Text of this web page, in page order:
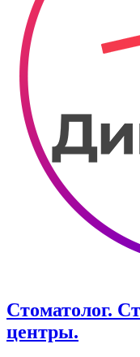
Стоматолог.
центры.